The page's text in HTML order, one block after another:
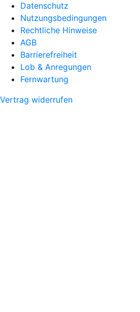
Datenschutz
Nutzungsbedingungen
Rechtliche Hinweise
AGB
Barrierefreiheit
Lob & Anregungen
Fernwartung
Vertrag widerrufen